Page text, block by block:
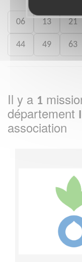
06 13 21
44 49 63
Il y a 1
département
association